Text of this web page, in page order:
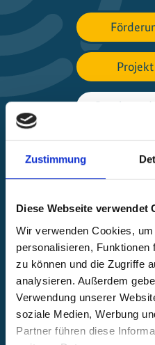
Zustimmung
Diese Webseite verwendet
Wir verwenden Cookies,
personalisieren, Funktionen
zu können und die Zugriffe
analysieren. Außerdem
Verwendung unserer
soziale Medien, Werbung
Partner führen diese
Öffnet
die
Projektkarte